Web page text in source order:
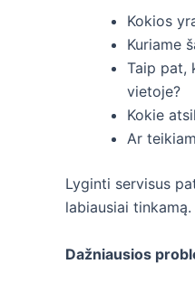
Kokios
Kuriame
Taip pat,
vietoje?
Kokie
Ar
Lyginti servisus
labiausiai tinkamą.
Dažniausios